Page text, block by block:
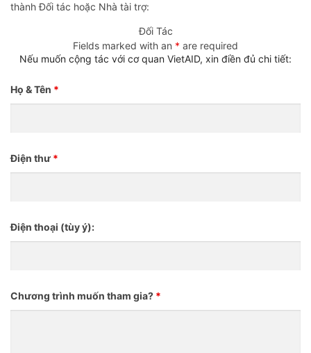
thành Đối tác hoặc Nhà tài trợ:
Đối Tác
Fields marked with an * are required
Nếu muốn cộng tác với cơ quan VietAID, xin điền đủ chi tiết:
Họ & Tên *
Điện thư *
Điện thoại (tùy ý):
Chương trình muốn tham gia? *